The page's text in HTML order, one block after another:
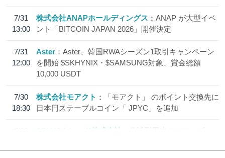
7/31
13:00
株式会社ANAPホールディングス
ANAP が大型イベ
ント「BITCOIN JAPAN 2026」開催決定
7/31
12:00
Aster
Aster、韓国RWAシーズン1取引キャンペーン
を開始 $SKHYNIX・$SAMSUNG対象、賞金総額
10,000 USDT
7/30
18:30
株式会社モアクト
「モアクト」 のポイント交換先に
日本円ステーブルコイン「 JPYC」を追加
7/29
SBI VCトレード株式会社
信託型円建てステーブル